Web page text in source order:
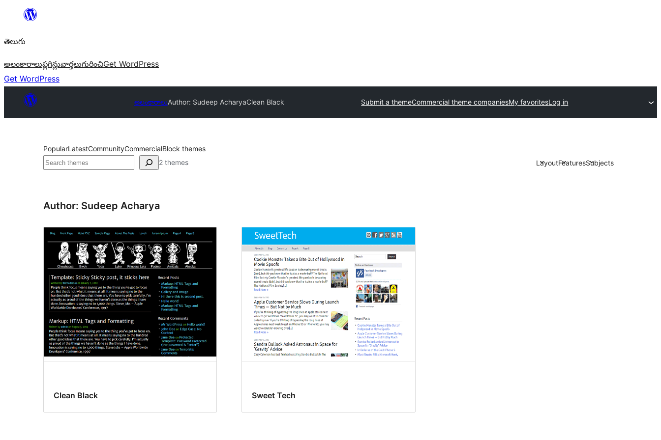
విషయానికి
తెలుగు
అలంకారాలుప్లగిన్లువార్తలుగురించిGet WordPress
Get WordPress
అలంకారాలుAuthor: Sudeep AcharyaClean Black Submit a themeCommercial theme companiesMy favoritesLog in
PopularLatestCommunityCommercialBlock themes
వెతుకు 2 themes LayoutFeaturesSubjects
Author: Sudeep Acharya
Clean Black Sweet Tech